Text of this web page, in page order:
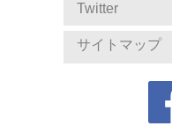
Twitter
サイトマップ